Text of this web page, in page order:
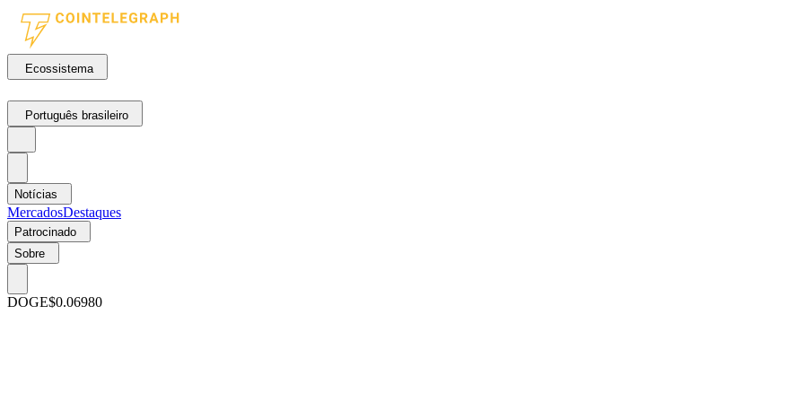
Ecossistema
Português brasileiro
Notícias
MercadosDestaques
Patrocinado
Sobre
DOGE$0.06980